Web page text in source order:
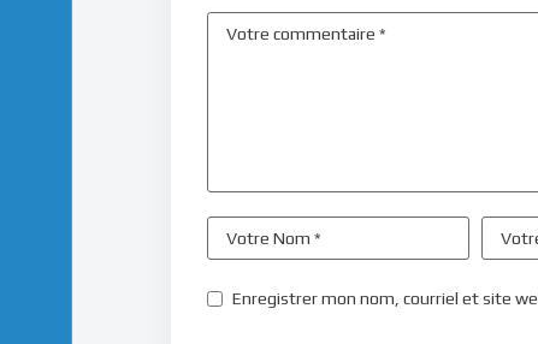
Enregistrer mon nom, courriel et site